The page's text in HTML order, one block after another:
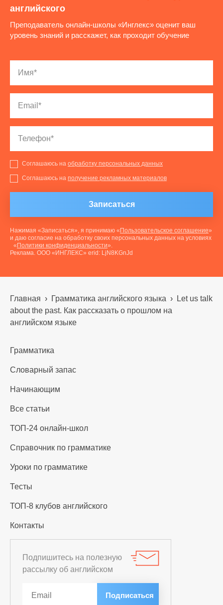
английского
Преподаватель онлайн-школы «Инглекс» оценит ваш
уровень знаний и расскажет, как проходит обучение
Соглашаюсь на обработку персональных данных
Соглашаюсь на получение рекламных материалов
Записаться
Нажимая «Записаться», я принимаю « Пользовательское соглашение»
и даю согласие на обработку своих персональных данных на условиях
« Политики конфиденциальности».
Реклама. ООО «ИНГЛЕКС» erid: LjN8KGnJd
Главная › Грамматика английского языка ›
Let us talk
about the past. Как рассказать о прошлом на
английском языке
Грамматика
Словарный запас
Начинающим
Все статьи
ТОП-24 онлайн-школ
Справочник по грамматике
Уроки по грамматике
Тесты
ТОП-8 клубов английского
Контакты
Подпишитесь на полезную
рассылку об английском